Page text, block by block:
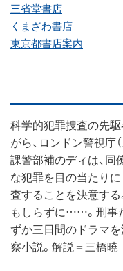
三省堂書店
くまざわ書店
東京都書店案内
科学的犯罪捜査の先
がら、ロンドン警視庁
課警部補のディは、同
な犯罪を目の当たり
査することを決意する
もしらずに……。刑事
ずか三日間のドラマ
察小説。解説＝三橋暁